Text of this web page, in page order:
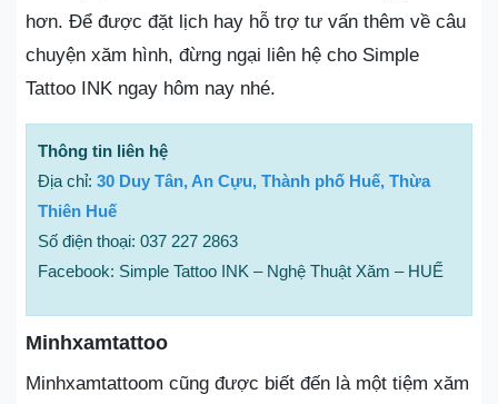
hơn. Để được đặt lịch hay hỗ trợ tư vấn thêm về câu
chuyện xăm hình, đừng ngại liên hệ cho Simple
Tattoo INK ngay hôm nay nhé.
Thông tin liên hệ
Địa chỉ: 30 Duy Tân, An Cựu, Thành phố Huế, Thừa
Thiên Huế
Số điện thoại: 037 227 2863
Facebook: Simple Tattoo INK – Nghệ Thuật Xăm – HUẾ
Minhxamtattoo
Minhxamtattoom cũng được biết đến là một tiệm xăm